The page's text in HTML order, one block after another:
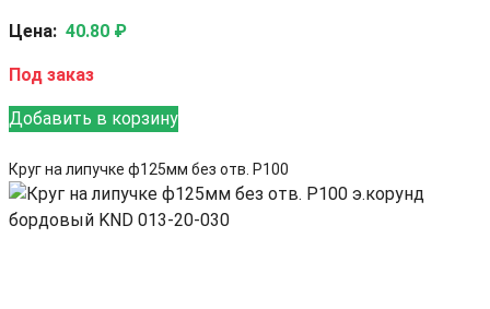
Цена: 40.80 ₽
Под заказ
Добавить в корзину
Круг на липучке ф125мм без отв. Р100